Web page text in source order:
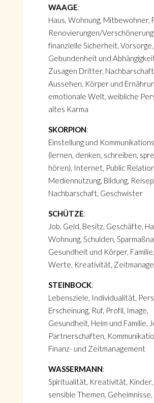
WAAGE:
Haus, Wohnung, Mitbewohner,
Renovierungen/
finanzielle Sicherheit, Vorsorge,
Gebundenheit und
Zusagen Dritter,
Aussehen, Körper und
emotionale Welt, weibliche
altes Karma
SKORPION:
Einstellung und
(lernen, denken, schreiben,
hören), Internet, Public
Mediennutzung, Bildung,
Nachbarschaft, Geschwister
SCHÜTZE:
Job, Geld, Besitz, Geschäfte,
Wohnung, Schulden,
Gesundheit und Körper, Familie,
Werte, Kreativität,
STEINBOCK:
Lebensziele, Individualität,
Erscheinung, Ruf, Profil, Image,
Gesundheit, Heim und Familie,
Partnerschaften,
Finanz- und Zeitmanagement
WASSERMANN:
Spiritualität, Kreativität, Kinder,
sensible Themen, Geheimnisse,